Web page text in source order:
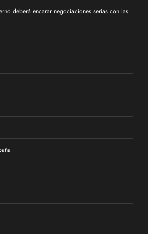
deberá encarar negociaciones serias con las